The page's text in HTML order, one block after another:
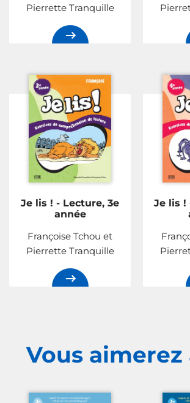
Pierrette Tranquille
Je lis ! - Lecture, 3e
année
Françoise Tchou et
Pierrette Tranquille
Je lis !
Vous aimerez